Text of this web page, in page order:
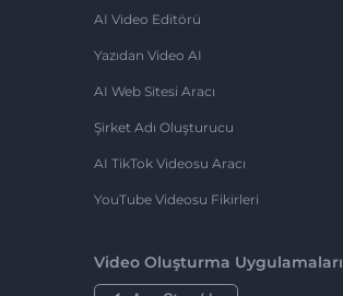
AI Video Editörü
Yazıdan Video AI
AI Web Sitesi Aracı
Şirket Adı Oluşturucu
AI TikTok Videosu Aracı
YouTube Videosu Fikirleri
Video Oluşturma Uygulamaları